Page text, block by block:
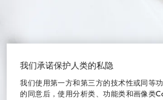
我们承诺保护人类的私隐
我们使用第一方和第三方的技术性或同等
的同意后，使用分析类、功能类和画像类